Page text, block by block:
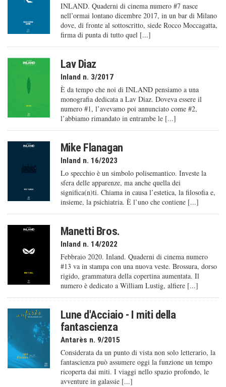
INLAND. Quaderni di cinema numero #7 nasce
nell’ormai lontano dicembre 2017, in un bar di Milano
dove, di fronte al sottoscritto, siede Rocco Moccagatta,
firma di punta di tutto quel [...]
Lav Diaz
Inland n. 3/2017
È da tempo che noi di INLAND pensiamo a una
monografia dedicata a Lav Diaz. Doveva essere il
numero #1, l’avevamo poi annunciato come #2,
l’abbiamo rimandato in entrambe le [...]
Mike Flanagan
Inland n. 16/2023
Lo specchio è un simbolo polisemantico. Investe la
sfera delle apparenze, ma anche quella dei
significa(n)ti. Chiama in causa l’estetica, la filosofia e,
insieme, la psichiatria. È l’uno che contiene [...]
Manetti Bros.
Inland n. 14/2022
Febbraio 2020. Inland. Quaderni di cinema numero
#13 va in stampa con una nuova veste. Brossura, dorso
rigido, grammatura della copertina aumentata. Il
numero è dedicato a William Lustig, alfiere [...]
Lune d'Acciaio - I miti della
fantascienza
Antarès n. 9/2015
Considerata da un punto di vista non solo letterario, la
fantascienza può assumere oggi la funzione un tempo
ricoperta dai miti. I viaggi nello spazio profondo, le
avventure in galassie [...]